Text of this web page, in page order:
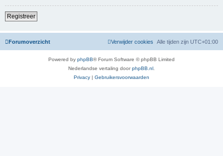
Registreer
Forumoverzicht Alle tijden zijn UTC+01:00
Verwijder cookies
Powered by phpBB® Forum Software © phpBB Limited
Nederlandse vertaling doorphpBB.nl.
Privacy | Gebruikersvoorwaarden